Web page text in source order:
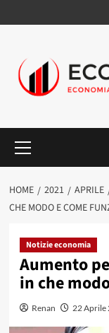
al
principale
HOME 2021 APRILE
CHE MODO E COME
Notizie economia
Aumento
in che
Renan 22 Aprile